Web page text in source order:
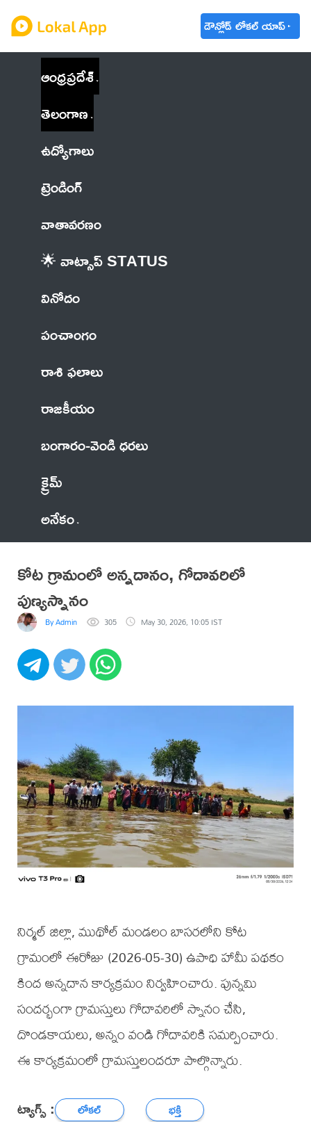
డౌన్లోడ్ లోకల్ యాప్
ఆంధ్రప్రదేశ్
తెలంగాణ
ఉద్యోగాలు
ట్రెండింగ్
వాతావరణం
🌟 వాట్సాప్ STATUS
వినోదం
పంచాంగం
రాశి ఫలాలు
రాజకీయం
బంగారం-వెండి ధరలు
క్రైమ్
అనేకం
కోట గ్రామంలో అన్నదానం, గోదావరిలో
పుణ్యస్నానం
By Admin 305 May 30, 2026, 10:05 IST
నిర్మల్ జిల్లా, ముథోల్ మండలం బాసరలోని కోట
గ్రామంలో ఈరోజు (2026-05-30) ఉపాధి హామీ పథకం
కింద అన్నదాన కార్యక్రమం నిర్వహించారు. పున్నమి
సందర్భంగా గ్రామస్తులు గోదావరిలో స్నానం చేసి,
దొండకాయలు, అన్నం వండి గోదావరికి సమర్పించారు.
ఈ కార్యక్రమంలో గ్రామస్తులందరూ పాల్గొన్నారు.
ట్యాగ్స్ : లోకల్
భక్తి